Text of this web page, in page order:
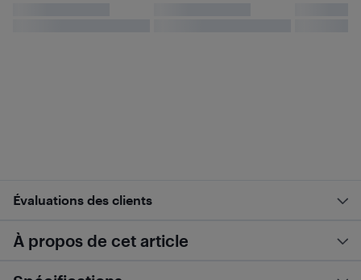
Évaluations des clients
À propos de cet article